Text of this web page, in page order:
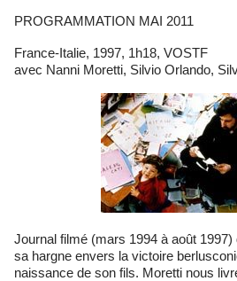
PROGRAMMATION MAI 2011
France-Italie, 1997, 1h18, VOSTF
avec Nanni Moretti, Silvio Orlando,
Journal filmé (mars 1994 à août 1997) d'un cinéaste perdu entre
sa hargne envers la victoire
naissance de son fils. Moretti nous